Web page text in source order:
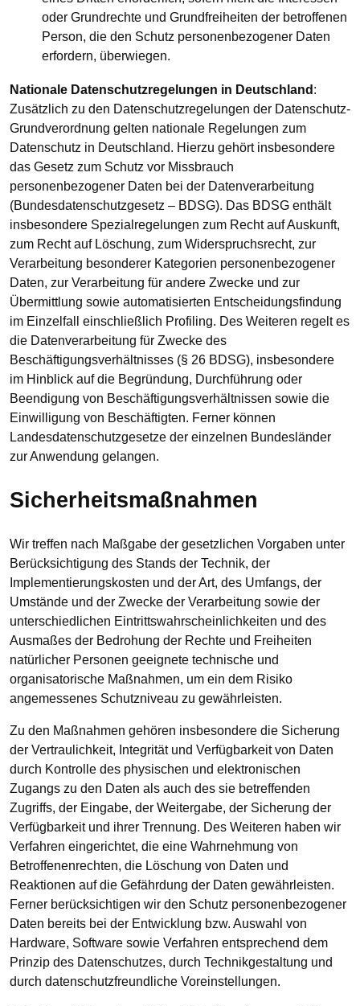
oder Grundrechte und Grundfreiheiten der betroffenen
Person, die den Schutz personenbezogener Daten
erfordern, überwiegen.
Nationale Datenschutzregelungen in Deutschland :
Zusätzlich zu den Datenschutzregelungen der Datenschutz-
Grundverordnung gelten nationale Regelungen zum
Datenschutz in Deutschland. Hierzu gehört insbesondere
das Gesetz zum Schutz vor Missbrauch
personenbezogener Daten bei der Datenverarbeitung
(Bundesdatenschutzgesetz – BDSG). Das BDSG enthält
insbesondere Spezialregelungen zum Recht auf Auskunft,
zum Recht auf Löschung, zum Widerspruchsrecht, zur
Verarbeitung besonderer Kategorien personenbezogener
Daten, zur Verarbeitung für andere Zwecke und zur
Übermittlung sowie automatisierten Entscheidungsfindung
im Einzelfall einschließlich Profiling. Des Weiteren regelt es
die Datenverarbeitung für Zwecke des
Beschäftigungsverhältnisses (§ 26 BDSG), insbesondere
im Hinblick auf die Begründung, Durchführung oder
Beendigung von Beschäftigungsverhältnissen sowie die
Einwilligung von Beschäftigten. Ferner können
Landesdatenschutzgesetze der einzelnen Bundesländer
zur Anwendung gelangen.
Sicherheitsmaßnahmen
Wir treffen nach Maßgabe der gesetzlichen Vorgaben unter
Berücksichtigung des Stands der Technik, der
Implementierungskosten und der Art, des Umfangs, der
Umstände und der Zwecke der Verarbeitung sowie der
unterschiedlichen Eintrittswahrscheinlichkeiten und des
Ausmaßes der Bedrohung der Rechte und Freiheiten
natürlicher Personen geeignete technische und
organisatorische Maßnahmen, um ein dem Risiko
angemessenes Schutzniveau zu gewährleisten.
Zu den Maßnahmen gehören insbesondere die Sicherung
der Vertraulichkeit, Integrität und Verfügbarkeit von Daten
durch Kontrolle des physischen und elektronischen
Zugangs zu den Daten als auch des sie betreffenden
Zugriffs, der Eingabe, der Weitergabe, der Sicherung der
Verfügbarkeit und ihrer Trennung. Des Weiteren haben wir
Verfahren eingerichtet, die eine Wahrnehmung von
Betroffenenrechten, die Löschung von Daten und
Reaktionen auf die Gefährdung der Daten gewährleisten.
Ferner berücksichtigen wir den Schutz personenbezogener
Daten bereits bei der Entwicklung bzw. Auswahl von
Hardware, Software sowie Verfahren entsprechend dem
Prinzip des Datenschutzes, durch Technikgestaltung und
durch datenschutzfreundliche Voreinstellungen.